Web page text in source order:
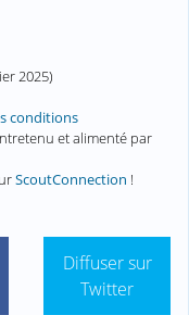
2025)
conditions
et alimenté par
ScoutConnection !
Diffuser sur
Twitter